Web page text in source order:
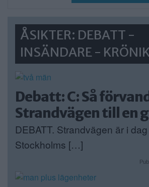
ÅSIKTER: DEBATT -
INSÄNDARE -
Debatt: C: Så
Strandvägen till en
DEBATT. Strandvägen är i
Stockholms […]